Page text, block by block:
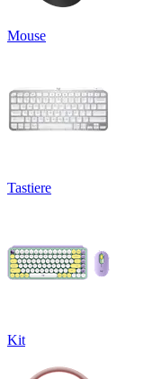
Mouse
Tastiere
Kit